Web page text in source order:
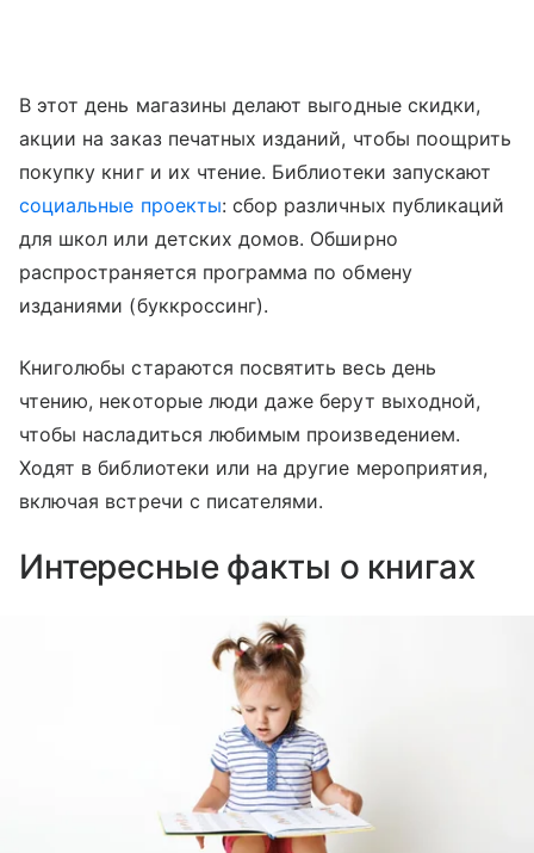
В этот день магазины делают выгодные скидки,
акции на заказ печатных изданий, чтобы поощрить
покупку книг и их чтение. Библиотеки запускают
социальные проекты: сбор различных публикаций
для школ или детских домов. Обширно
распространяется программа по обмену
изданиями (буккроссинг).
Книголюбы стараются посвятить весь день
чтению, некоторые люди даже берут выходной,
чтобы насладиться любимым произведением.
Ходят в библиотеки или на другие мероприятия,
включая встречи с писателями.
Интересные факты о книгах